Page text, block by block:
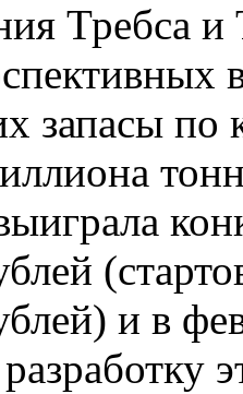
Требса и
запасы по
и в